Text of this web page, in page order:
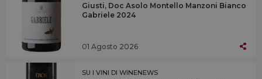
Giusti, Doc Asolo Montello Manzoni Bianco
Gabriele 2024
01 Agosto 2026
SU I VINI DI WINENEWS